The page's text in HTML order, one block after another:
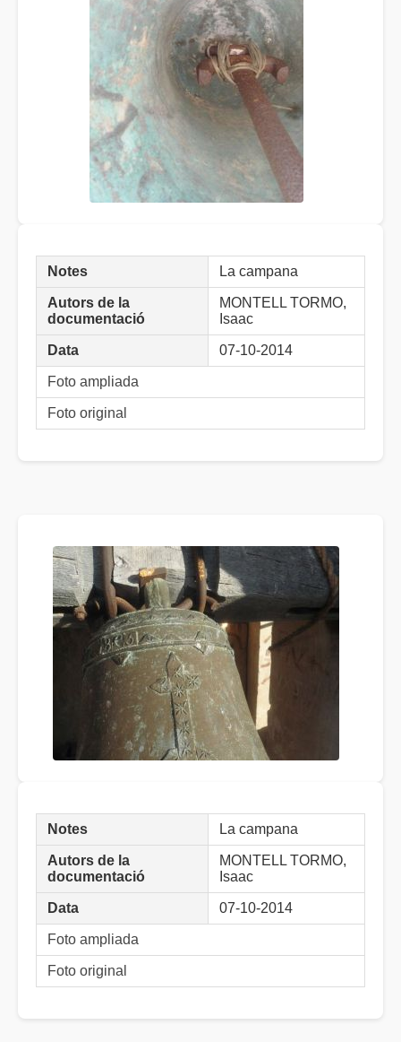
Notes La campana
Autors de la
documentació
MONTELL TORMO,
Isaac
Data 07-10-2014
Foto ampliada
Foto original
Notes La campana
Autors de la
documentació
MONTELL TORMO,
Isaac
Data 07-10-2014
Foto ampliada
Foto original